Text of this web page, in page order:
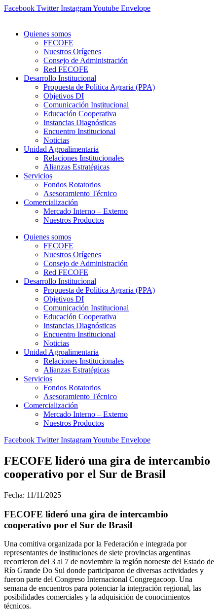
Ir
Facebook Twitter InstagramYoutube Envelope
Quienes somos
FECOFE
Nuestros Orígenes
Consejo de Administración
Red FECOFE
Desarrollo Institucional
Propuesta de Política Agraria (PPA)
Objetivos DI
Comunicación Institucional
Educación Cooperativa
Instancias Diagnósticas
Encuentro Institucional
Noticias
Unidad Agroalimentaria
Relaciones Institucionales
Alianzas Estratégicas
Servicios
Fondos Rotatorios
Asesoramiento Técnico
Comercialización
Mercado Interno – Externo
Nuestros Productos
Quienes somos
FECOFE
Nuestros Orígenes
Consejo de Administración
Red FECOFE
Desarrollo Institucional
Propuesta de Política Agraria (PPA)
Objetivos DI
Comunicación Institucional
Educación Cooperativa
Instancias Diagnósticas
Encuentro Institucional
Noticias
Unidad Agroalimentaria
Relaciones Institucionales
Alianzas Estratégicas
Servicios
Fondos Rotatorios
Asesoramiento Técnico
Comercialización
Mercado Interno – Externo
Nuestros Productos
Facebook Twitter InstagramYoutube Envelope
FECOFE lideró una gira de intercambio
cooperativo por el Sur de Brasil
Fecha: 11/11/2025
FECOFE lideró una gira de intercambio
cooperativo por el Sur de Brasil
Una comitiva organizada por la Federación e integrada por
representantes de instituciones de siete provincias argentinas
recorrieron del 3 al 7 de noviembre la región noroeste del Estado de
Río Grande Do Sul donde participaron de diversas actividades y
fueron parte del Congreso Internacional Congregacoop. Una
semana de encuentros para potenciar la integración regional, las
posibilidades comerciales y la adquisición de conocimientos
técnicos.